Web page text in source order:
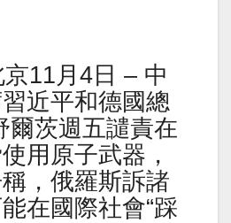
11月4日 – 中
近平和德國總
爾茨週五譴責在
用原子武器，
，俄羅斯訴諸
在國際社會“踩